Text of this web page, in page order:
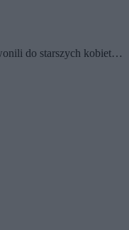
do starszych kobiet…